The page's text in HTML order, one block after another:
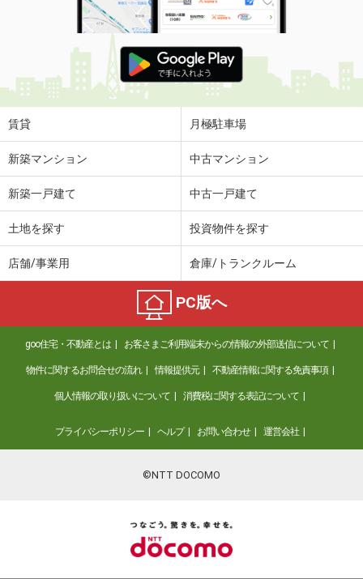
賃貸 月極駐車場
新築マンション 中古マンション
新築一戸建て 中古一戸建て
土地を探す 投資物件を探す
店舗/事業用 倉庫/トランクルーム
PC版へ
goo住宅・不動産とは お客さまご利用端末からの情報の外部送信について
物件に関するお問合せの流れ 情報提供元 不動産情報に関する免責事項
個人情報の取り扱いについて 消費税に関する表記について
プライバシーポリシー ヘルプ お問い合わせ 運営会社
©NTT DOCOMO